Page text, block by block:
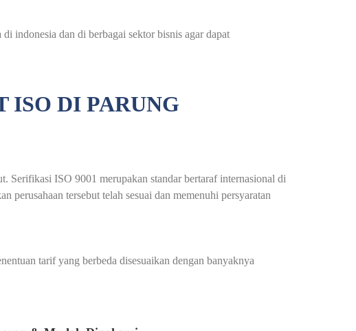
indonesia dan di berbagai sektor bisnis agar dapat
ISO DI PARUNG
Serifikasi ISO 9001 merupakan standar bertaraf internasional di
perusahaan tersebut telah sesuai dan memenuhi persyaratan
tarif yang berbeda disesuaikan dengan banyaknya